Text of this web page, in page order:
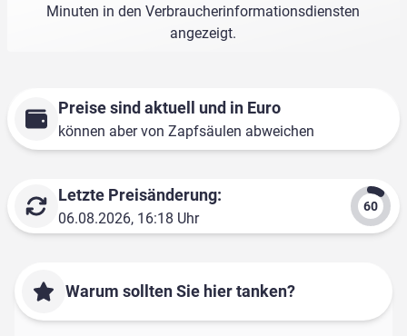
Minuten in den Verbraucherinformationsdiensten
angezeigt.
Preise sind aktuell und in Euro
können aber von Zapfsäulen abweichen
Letzte Preisänderung:
06.08.2026, 16:18 Uhr
Warum sollten Sie hier tanken?